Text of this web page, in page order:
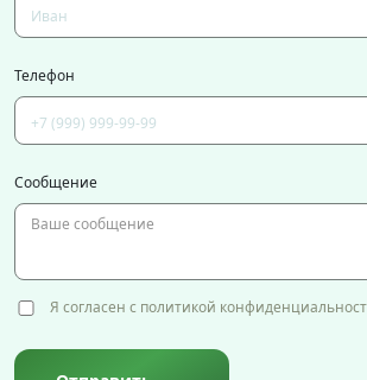
Телефон
Сообщение
Я согласен с политикой